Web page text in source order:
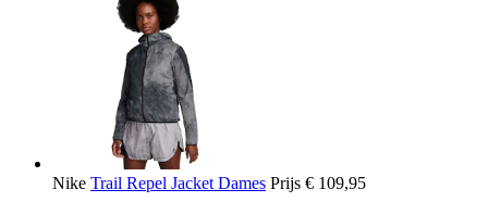
Nike Trail Repel Jacket Dames Prijs € 109,95